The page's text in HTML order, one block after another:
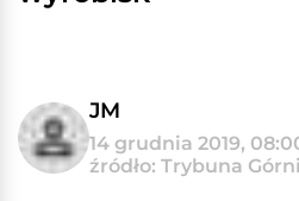
JM
14 grudnia 2019,
źródło: Trybuna